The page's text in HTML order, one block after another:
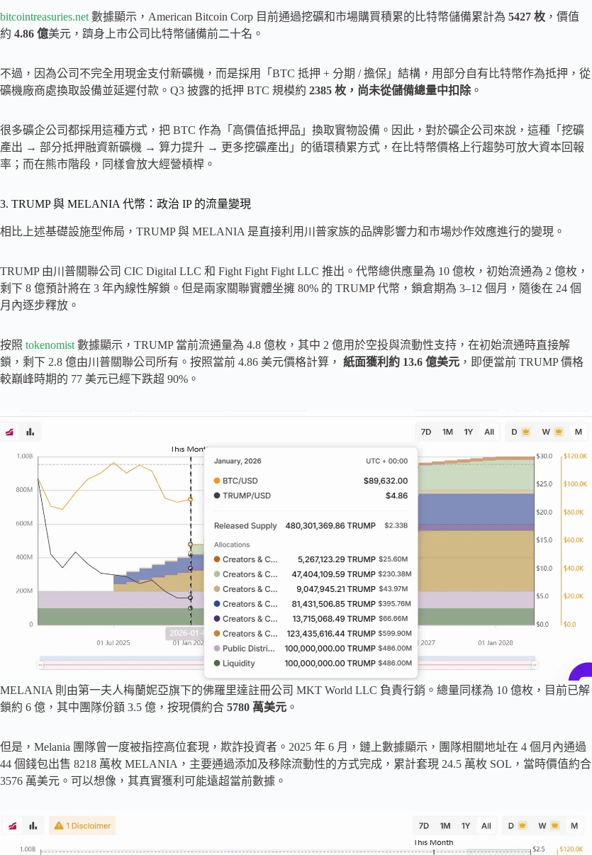
bitcointreasuries.net數據顯示，American Bitcoin Corp 目前通過挖礦和市場購買積累的比特幣儲備累計為 5427 枚 ，價值
約 4.86 億美元，躋身上市公司比特幣儲備前二十名。
不過，因為公司不完全用現金支付新礦機，而是採用「BTC 抵押 + 分期 / 擔保」結構，用部分自有比特幣作為抵押，從
礦機廠商處換取設備並延遲付款。Q3 披露的抵押 BTC 規模約 2385 枚，尚未從儲備總量中扣除。
很多礦企公司都採用這種方式，把 BTC 作為「高價值抵押品」換取實物設備。因此，對於礦企公司來說，這種「挖礦
產出 → 部分抵押融資新礦機 → 算力提升 → 更多挖礦產出」的循環積累方式，在比特幣價格上行趨勢可放大資本回報
率；而在熊市階段，同樣會放大經營槓桿。
3. TRUMP 與 MELANIA 代幣：政治 IP 的流量變現
相比上述基礎設施型佈局，TRUMP 與 MELANIA 是直接利用川普家族的品牌影響力和市場炒作效應進行的變現。
TRUMP 由川普關聯公司 CIC Digital LLC 和 Fight Fight Fight LLC 推出。代幣總供應量為 10 億枚，初始流通為 2 億枚，
剩下 8 億預計將在 3 年內線性解鎖。但是兩家關聯實體坐擁 80% 的 TRUMP 代幣，鎖倉期為 3–12 個月，隨後在 24 個
月內逐步釋放。
按照 tokenomist 數據顯示，TRUMP 當前流通量為 4.8 億枚，其中 2 億用於空投與流動性支持，在初始流通時直接解
鎖，剩下 2.8 億由川普關聯公司所有。按照當前 4.86 美元價格計算， 紙面獲利約 13.6 億美元 ，即便當前 TRUMP 價格
較巔峰時期的 77 美元已經下跌超 90%。
MELANIA 則由第一夫人梅蘭妮亞旗下的佛羅里達註冊公司 MKT World LLC 負責行銷。總量同樣為 10 億枚，目前已解
鎖約 6 億，其中團隊份額 3.5 億，按現價約合 5780 萬美元 。
但是，Melania 團隊曾一度被指控高位套現，欺詐投資者。2025 年 6 月，鏈上數據顯示，團隊相關地址在 4 個月內通過
44 個錢包出售 8218 萬枚 MELANIA，主要通過添加及移除流動性的方式完成，累計套現 24.5 萬枚 SOL，當時價值約合
3576 萬美元。可以想像，其真實獲利可能遠超當前數據。